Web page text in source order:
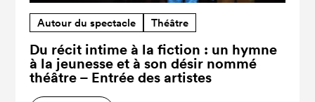
Autour du spectacle Théâtre
Du récit intime à la fiction : un hymne
à la jeunesse et à son désir nommé
théâtre – Entrée des artistes